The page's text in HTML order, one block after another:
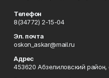
Телефон
8(34772) 2-15-04
Эл. почта
oskon_askar@mail.ru
Адрес
453620 Абзелиловский район,